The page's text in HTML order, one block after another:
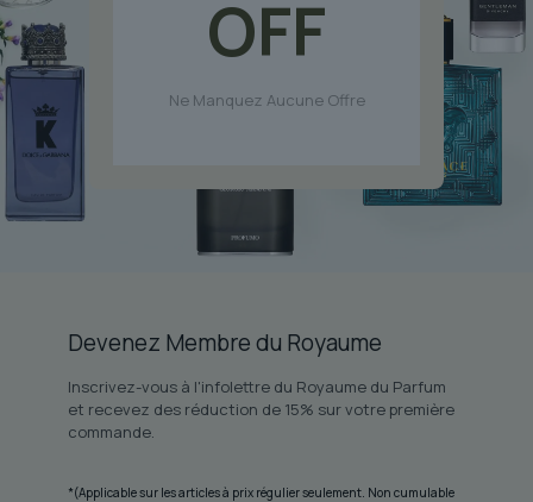
produit
OFF
Ne Manquez Aucune Offre
Devenez Membre du Royaume
Inscrivez-vous à l'infolettre du Royaume du Parfum
et recevez des réduction de 15% sur votre première
commande.
*(Applicable sur les articles à prix régulier seulement. Non cumulable